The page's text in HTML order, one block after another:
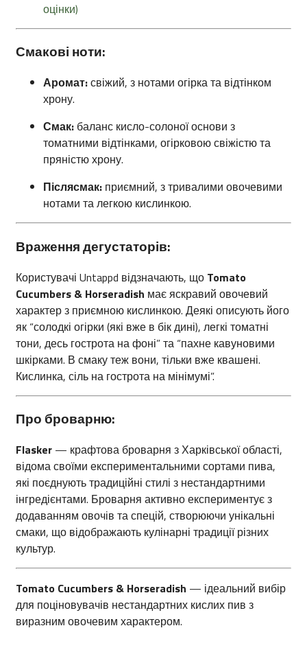
оцінки)
Смакові ноти:
Аромат:свіжий, з нотами огірка та відтінком
хрону.
Смак: баланс кисло-солоної основи з
томатними відтінками, огірковою свіжістю та
пряністю хрону.
Післясмак: приємний, з тривалими овочевими
нотами та легкою кислинкою.
Враження дегустаторів:
Користувачі Untappd відзначають, що Tomato
Cucumbers & Horseradish має яскравий овочевий
характер з приємною кислинкою. Деякі описують його
як “солодкі огірки (які вже в бік дині), легкі томатні
тони, десь гострота на фоні” та “пахне кавуновими
шкірками. В смаку теж вони, тільки вже квашені.
Кислинка, сіль на гострота на мінімумі”.​
Про броварню:
Flasker — крафтова броварня з Харківської області,
відома своїми експериментальними сортами пива,
які поєднують традиційні стилі з нестандартними
інгредієнтами. Броварня активно експериментує з
додаванням овочів та спецій, створюючи унікальні
смаки, що відображають кулінарні традиції різних
культур.
Tomato Cucumbers & Horseradish — ідеальний вибір
для поціновувачів нестандартних кислих пив з
виразним овочевим характером.